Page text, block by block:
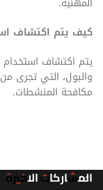
كيف يتم اكتشاف
يتم اكتشاف
والبول، التي تجرى
مكافحة المنشطات.
المشاركات الاخيرة